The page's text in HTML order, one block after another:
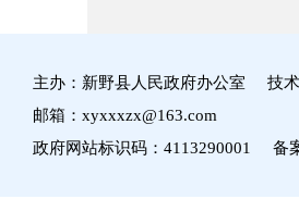
主办：新野县人民政府办公室 技
邮箱：xyxxxzx@163.com
政府网站标识码：4113290001 备